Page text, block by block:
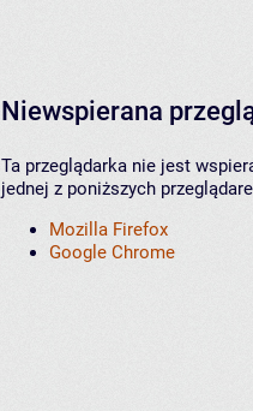
Niewspierana
Ta przeglądarka nie jest
jednej z poniższych
Mozilla Firefox
Google Chrome